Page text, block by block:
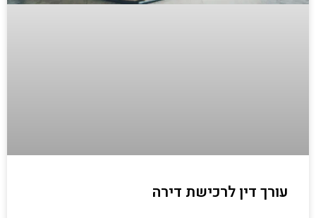
עורך דין לרכישת דירה